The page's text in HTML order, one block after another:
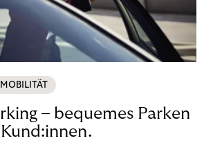
MOBILITÄT
– bequemes Parken